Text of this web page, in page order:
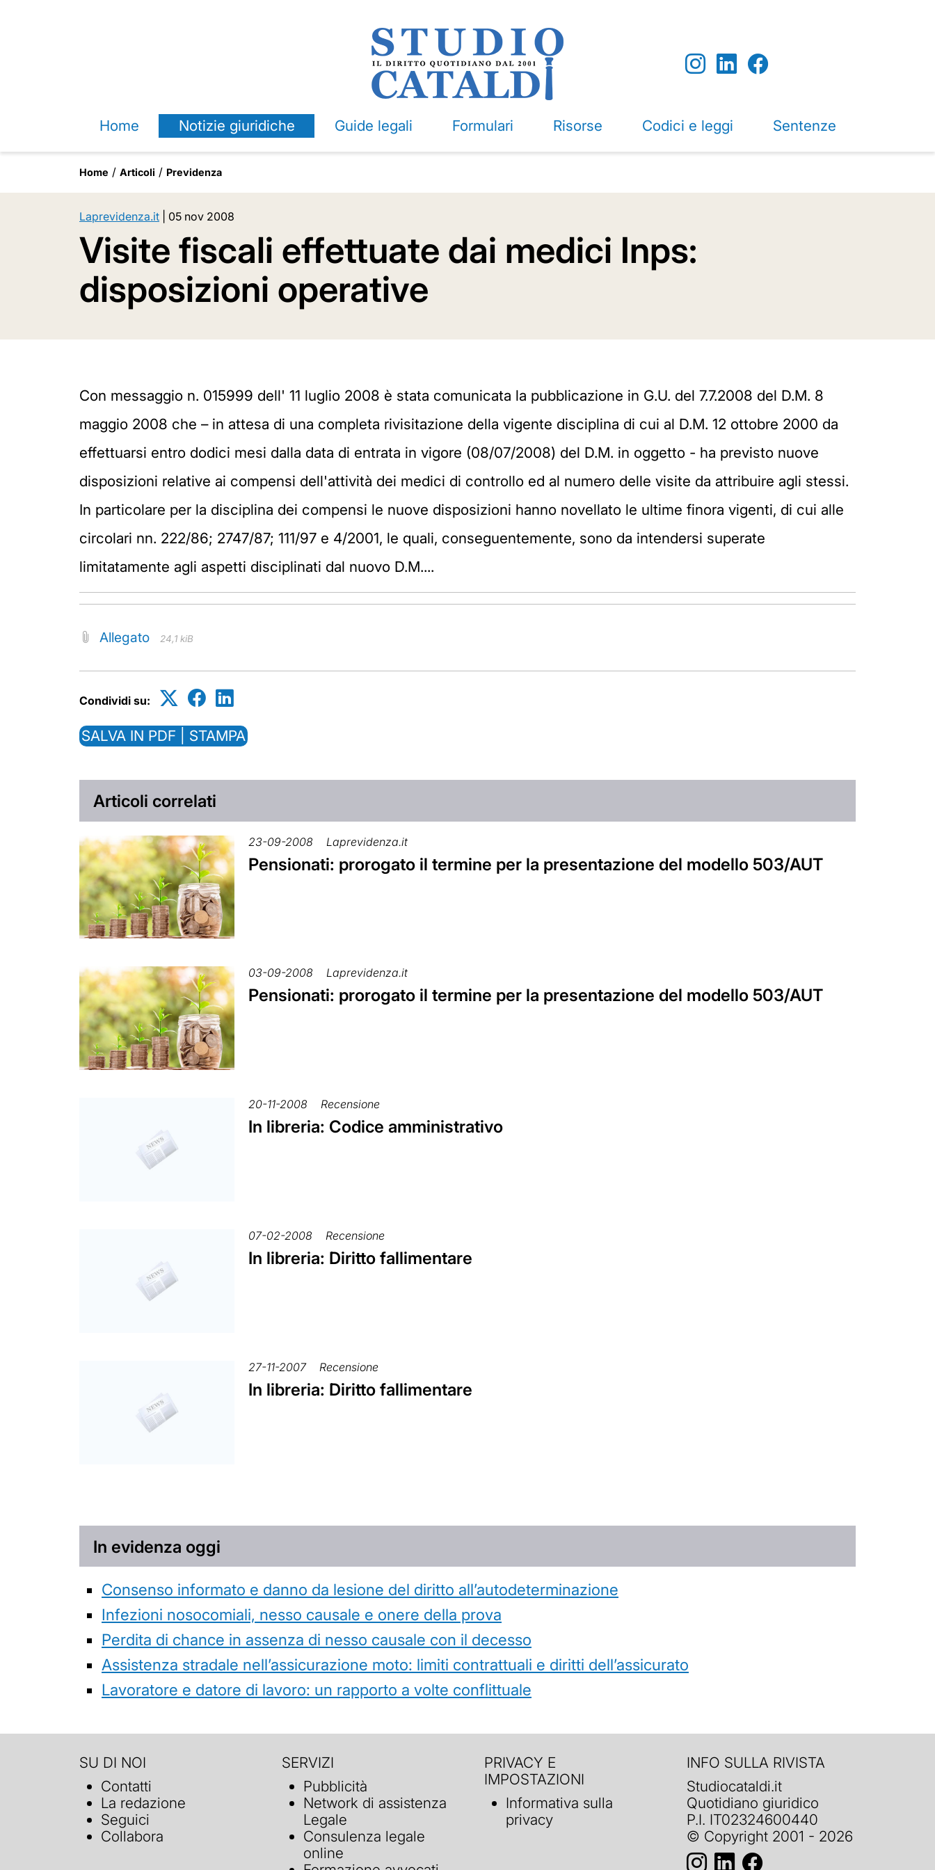
Home Notizie giuridiche Guide legali Formulari Risorse Codici e leggi Sentenze
Home Articoli Previdenza
Laprevidenza.it 05 nov 2008
Visite fiscali effettuate dai medici Inps:
disposizioni operative
Con messaggio n. 015999 dell' 11 luglio 2008 è stata comunicata la pubblicazione in G.U. del 7.7.2008 del D.M. 8
maggio 2008 che – in attesa di una completa rivisitazione della vigente disciplina di cui al D.M. 12 ottobre 2000 da
effettuarsi entro dodici mesi dalla data di entrata in vigore (08/07/2008) del D.M. in oggetto - ha previsto nuove
disposizioni relative ai compensi dell'attività dei medici di controllo ed al numero delle visite da attribuire agli stessi.
In particolare per la disciplina dei compensi le nuove disposizioni hanno novellato le ultime finora vigenti, di cui alle
circolari nn. 222/86; 2747/87; 111/97 e 4/2001, le quali, conseguentemente, sono da intendersi superate
limitatamente agli aspetti disciplinati dal nuovo D.M....
Allegato 24,1 kiB
Condividi su:
SALVA IN PDF | STAMPA
Articoli correlati
23-09-2008 Laprevidenza.it
Pensionati: prorogato il termine per la presentazione del modello 503/AUT
03-09-2008 Laprevidenza.it
Pensionati: prorogato il termine per la presentazione del modello 503/AUT
20-11-2008 Recensione
In libreria: Codice amministrativo
07-02-2008 Recensione
In libreria: Diritto fallimentare
27-11-2007 Recensione
In libreria: Diritto fallimentare
In evidenza oggi
Consenso informato e danno da lesione del diritto all’autodeterminazione
Infezioni nosocomiali, nesso causale e onere della prova
Perdita di chance in assenza di nesso causale con il decesso
Assistenza stradale nell’assicurazione moto: limiti contrattuali e diritti dell’assicurato
Lavoratore e datore di lavoro: un rapporto a volte conflittuale
SU DI NOI
Contatti
La redazione
Seguici
Collabora
SERVIZI
Pubblicità
Network di assistenza
Legale
Consulenza legale
online
PRIVACY E
IMPOSTAZIONI
Informativa sulla
privacy
INFO SULLA RIVISTA
Studiocataldi.it
Quotidiano giuridico
P.I. IT02324600440
© Copyright 2001 - 2026